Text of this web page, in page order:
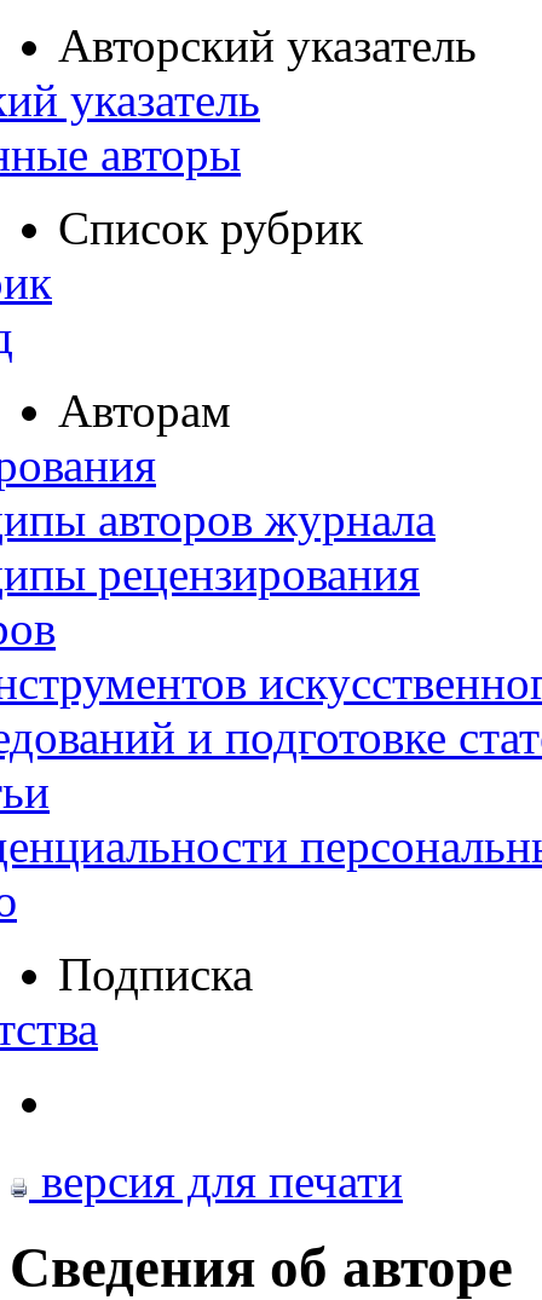
Авторский указатель
указатель
авторы
Список рубрик
Авторам
авторов журнала
рецензирования
и подготовке
Подписка
версия для печати
Сведения об авторе